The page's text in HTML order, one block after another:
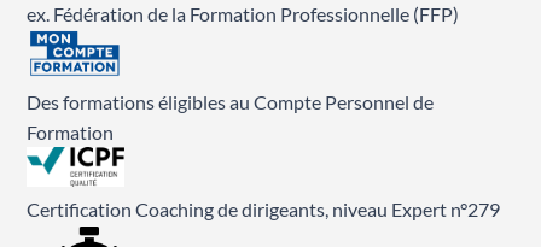
ex. Fédération de la Formation Professionnelle (FFP)
Des formations éligibles au Compte Personnel de
Formation
Certification Coaching de dirigeants, niveau Expert n°279